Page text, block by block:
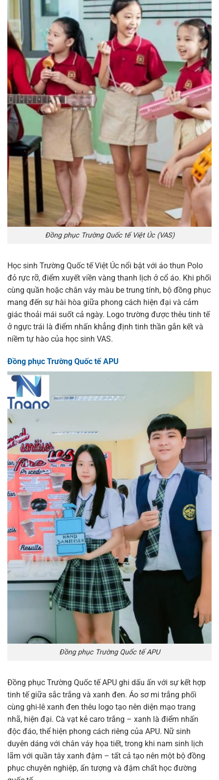
Đồng phục Trường Quốc tế Việt Úc (VAS)
Học sinh Trường Quốc tế Việt Úc nổi bật với áo thun Polo
đỏ rực rỡ, điểm xuyết viền vàng thanh lịch ở cổ áo. Khi phối
cùng quần hoặc chân váy màu be trung tính, bộ đồng phục
mang đến sự hài hòa giữa phong cách hiện đại và cảm
giác thoải mái suốt cả ngày. Logo trường được thêu tinh tế
ở ngực trái là điểm nhấn khẳng định tinh thần gắn kết và
niềm tự hào của học sinh VAS.
Đồng phục Trường Quốc tế APU
Đồng phục Trường Quốc tế APU
Đồng phục Trường Quốc tế APU ghi dấu ấn với sự kết hợp
tinh tế giữa sắc trắng và xanh đen. Áo sơ mi trắng phối
cùng ghi-lê xanh đen thêu logo tạo nên diện mạo trang
nhã, hiện đại. Cà vạt kẻ caro trắng – xanh là điểm nhấn
độc đáo, thể hiện phong cách riêng của APU. Nữ sinh
duyên dáng với chân váy họa tiết, trong khi nam sinh lịch
lãm với quần tây xanh đậm – tất cả tạo nên một bộ đồng
phục chuyên nghiệp, ấn tượng và đậm chất học đường